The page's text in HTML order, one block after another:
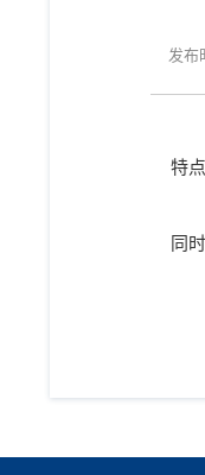
发布
冻
特
冻
同
（